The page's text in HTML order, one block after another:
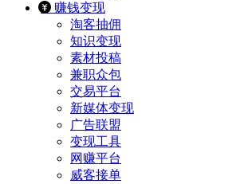
赚钱变现
淘客抽佣
知识变现
素材投稿
兼职众包
交易平台
新媒体变现
广告联盟
变现工具
网赚平台
威客接单